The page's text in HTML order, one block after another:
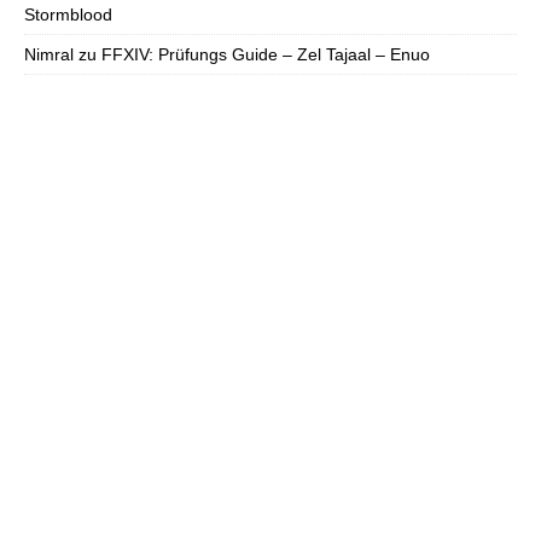
Stormblood
Nimral zu FFXIV: Prüfungs Guide – Zel Tajaal – Enuo